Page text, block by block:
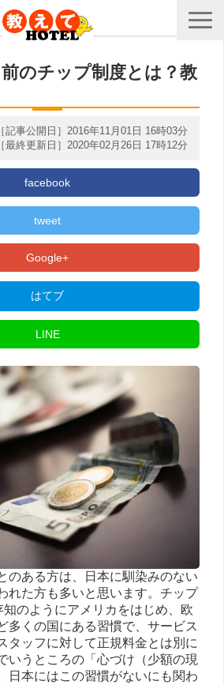
のチップ制度とは？教
［記事公開日］2016年11月01日 16時03分
［最終更新日］2020年02月26日 17時12分
facebook
tweet
Google+
はてブ
LINE
のある方は、日本に馴染みのない
れた方も多いと思います。チップ
のようにアメリカをはじめ、欧
多くの国にある習慣で、サービス
タッフに対して正規料金とは別に
いうところの「心づけ（少額の現
日本にはこの習慣がないにも関わ